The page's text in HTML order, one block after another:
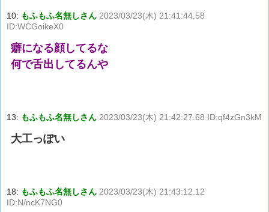
10: もふもふ名無しさん 2023/03/23(木) 21:41:44.58
ID:WCGoikeX0
癖になる顔してるな
何で舌出してるんや
13: もふもふ名無しさん 2023/03/23(木) 21:42:27.68 ID:qf4zGn3kM
大工っぽい
18: もふもふ名無しさん 2023/03/23(木) 21:43:12.12
ID:N/ncK7NG0